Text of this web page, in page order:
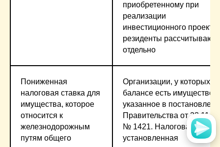
приобретенному при
реализации
инвестиционного проекта,
резиденты рассчитывают
отдельно
Пониженная
налоговая ставка для
имущества, которое
относится к
железнодорожным
путям общего
Организации, у которых
балансе есть имущество,
указанное в
Правительства от
№ 1421. Налоговая
установленная